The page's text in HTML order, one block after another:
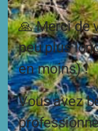
🙏 Merci de
peu plus
en moins) !
Vous avez